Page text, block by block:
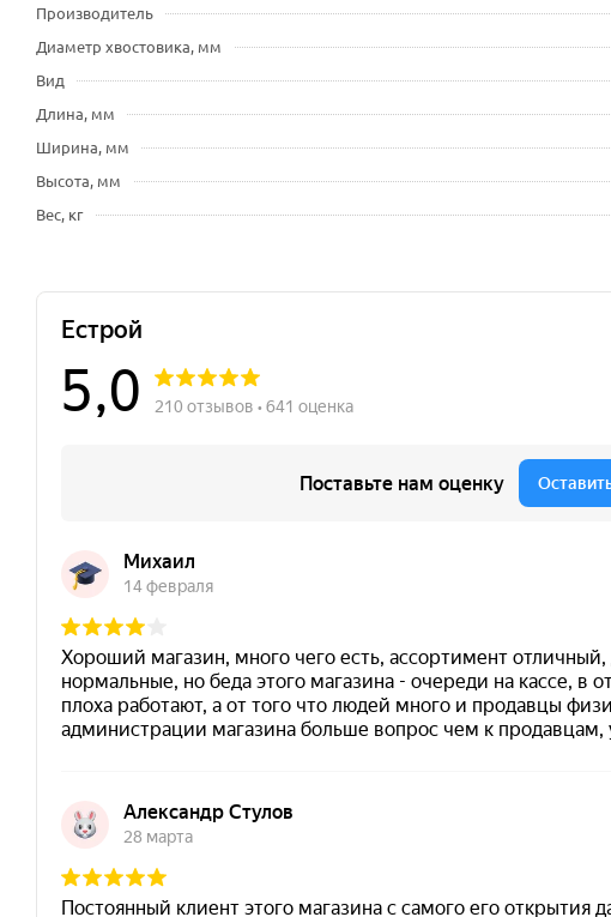
Производитель
Диаметр хвостовика, мм
Вид
Длина, мм
Ширина, мм
Высота, мм
Вес, кг